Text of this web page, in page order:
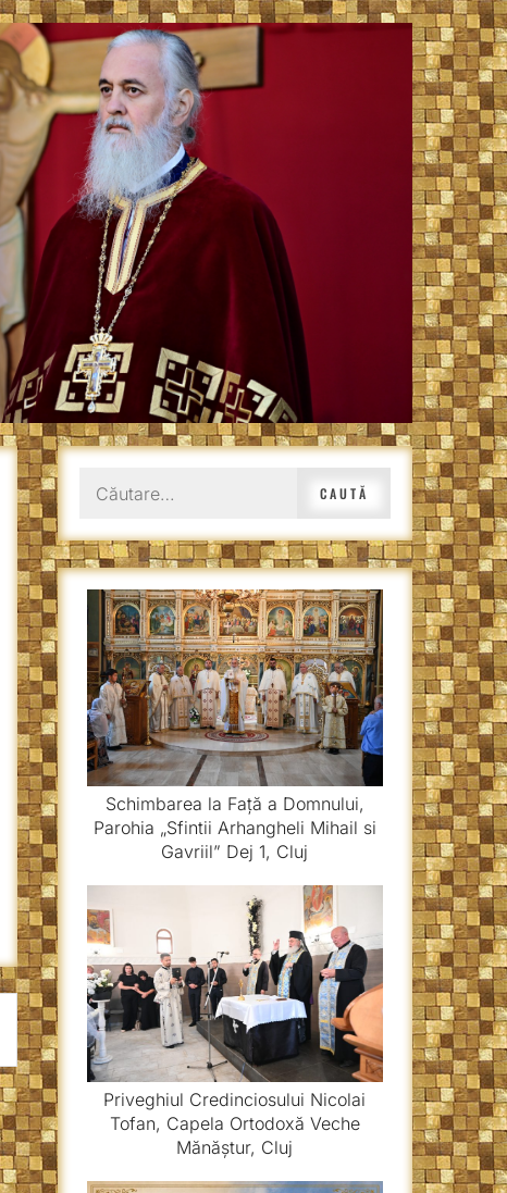
după:
Schimbarea la Față a Domnului,
Parohia „Sfintii Arhangheli Mihail si
Gavriil” Dej 1, Cluj
Priveghiul Credinciosului Nicolai
Tofan, Capela Ortodoxă Veche
Mănăștur, Cluj